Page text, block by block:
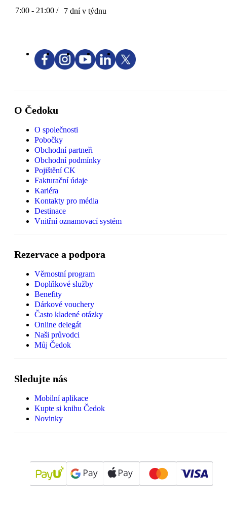
7:00 - 21:00 / 7 dní v týdnu
O Čedoku
O společnosti
Pobočky
Obchodní partneři
Obchodní podmínky
Pojištění CK
Fakturační údaje
Kariéra
Kontakty pro média
Destinace
Vnitřní oznamovací systém
Rezervace a podpora
Věrnostní program
Doplňkové služby
Benefity
Dárkové vouchery
Často kladené otázky
Online delegát
Naši průvodci
Můj Čedok
Sledujte nás
Mobilní aplikace
Kupte si knihu Čedok
Novinky